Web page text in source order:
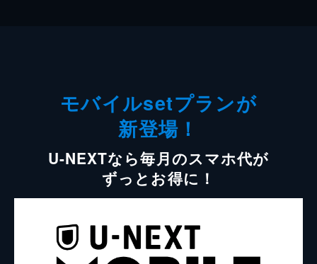
モバイルsetプランが
新登場！
U-NEXTなら毎月のスマホ代が
ずっとお得に！